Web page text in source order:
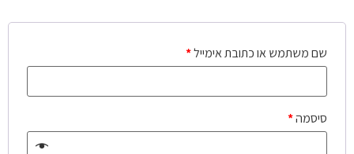
שם משתמש או כתובת אימייל*
סיסמה*